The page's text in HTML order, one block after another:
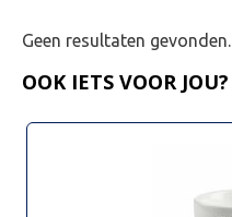
Geen resultaten gevonden.
OOK IETS VOOR JOU?